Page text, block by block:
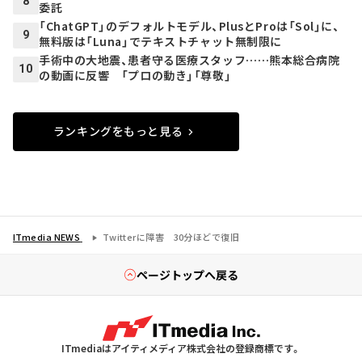
委託
9
「ChatGPT」のデフォルトモデル、PlusとProは「Sol」に、
無料版は「Luna」でテキストチャット無制限に
10
手術中の大地震、患者守る医療スタッフ……熊本総合病院
の動画に反響 「プロの動き」「尊敬」
ランキングをもっと見る
ITmedia NEWS Twitterに障害 30分ほどで復旧
ページトップへ戻る
ITmediaはアイティメディア株式会社の登録商標です。